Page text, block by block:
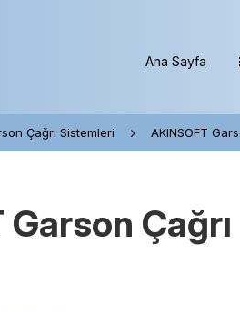
Ana Sayfa
Çağrı Sistemleri AKINSOFT
Garson